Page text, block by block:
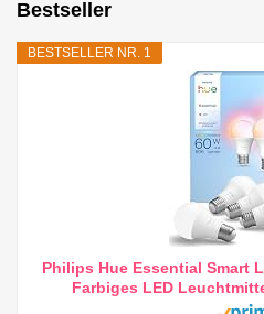
Bestseller
BESTSELLER NR. 1
Philips Hue Essential Smart
Farbiges LED